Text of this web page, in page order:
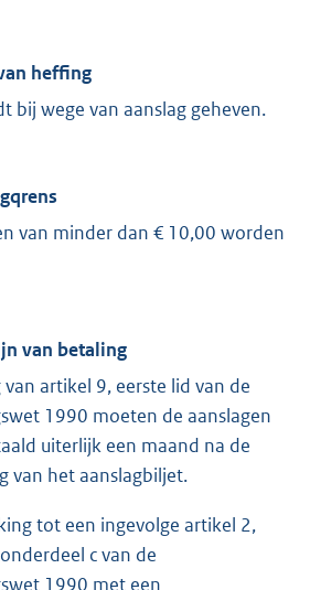
heffing
bij wege van aanslag geheven.
van minder dan € 10,00 worden
van betaling
artikel 9, eerste lid van de
1990 moeten de aanslagen
uiterlijk een maand na de
van het aanslagbiljet.
tot een ingevolge artikel 2,
c van de
1990 met een